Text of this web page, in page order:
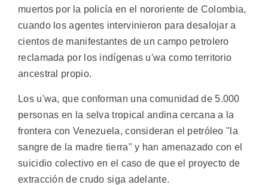
muertos por la policía en el nororiente de Colombia,
cuando los agentes intervinieron para desalojar a
cientos de manifestantes de un campo petrolero
reclamada por los indígenas u'wa como territorio
ancestral propio.
Los u'wa, que conforman una comunidad de 5.000
personas en la selva tropical andina cercana a la
frontera con Venezuela, consideran el petróleo "la
sangre de la madre tierra" y han amenazado con el
suicidio colectivo en el caso de que el proyecto de
extracción de crudo siga adelante.